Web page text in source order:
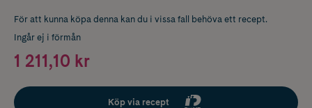
För att kunna köpa denna kan du i vissa fall behöva ett recept.
Ingår ej i förmån
1 211,10 kr
Köp via recept